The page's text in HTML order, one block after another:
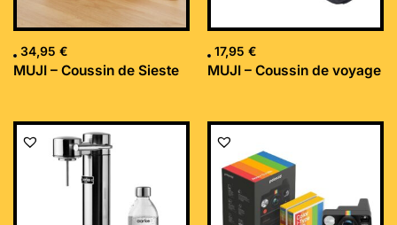
34,95 €
MUJI – Coussin de Sieste
17,95 €
MUJI – Coussin de voyage
Le
initial
était :
169,99 €.
Le